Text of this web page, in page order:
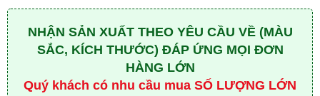
NHẬN SẢN XUẤT THEO YÊU CẦU VỀ (MÀU
SẮC, KÍCH THƯỚC) ĐÁP ỨNG MỌI ĐƠN
HÀNG LỚN
Quý khách có nhu cầu mua SỐ LƯỢNG LỚN